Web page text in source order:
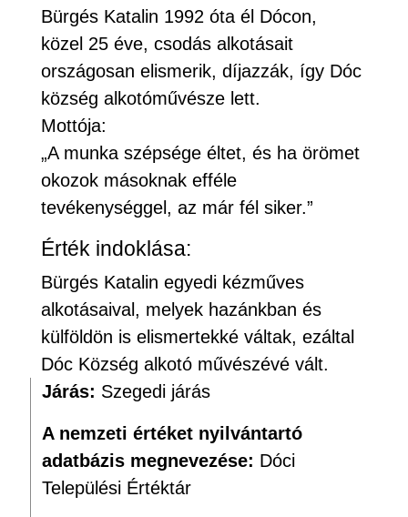
Bürgés Katalin 1992 óta él Dócon,
közel 25 éve, csodás alkotásait
országosan elismerik, díjazzák, így Dóc
község alkotóművésze lett.
Mottója:
„A munka szépsége éltet, és ha örömet
okozok másoknak efféle
tevékenységgel, az már fél siker.”
Érték indoklása:
Bürgés Katalin egyedi kézműves
alkotásaival, melyek hazánkban és
külföldön is elismertekké váltak, ezáltal
Dóc Község alkotó művészévé vált.
Járás: Szegedi járás
A nemzeti értéket nyilvántartó
adatbázis megnevezése: Dóci
Települési Értéktár